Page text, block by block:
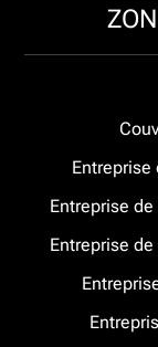
Entreprise
Entreprise
Entreprise